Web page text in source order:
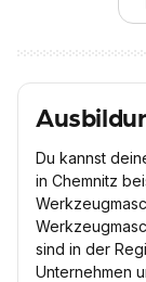
Du kannst
in Chemnitz
sind in der
Unternehmen